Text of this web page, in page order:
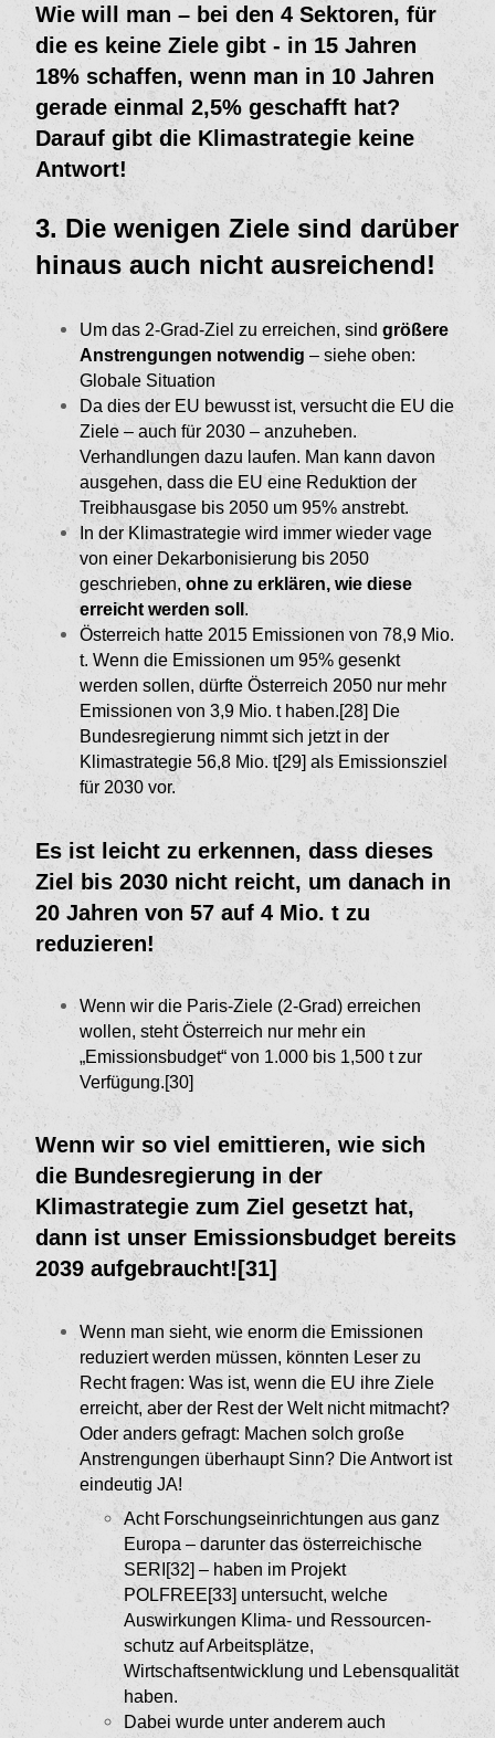
Wie will man – bei den 4 Sektoren, für
die es keine Ziele gibt - in 15 Jahren
18% schaffen, wenn man in 10 Jahren
gerade einmal 2,5% geschafft hat?
Darauf gibt die Klimastrategie keine
Antwort!
3. Die wenigen Ziele sind darüber
hinaus auch nicht ausreichend!
Um das 2-Grad-Ziel zu erreichen, sind größere
Anstrengungen notwendig – siehe oben:
Globale Situation
Da dies der EU bewusst ist, versucht die EU die
Ziele – auch für 2030 – anzuheben.
Verhandlungen dazu laufen. Man kann davon
ausgehen, dass die EU eine Reduktion der
Treibhausgase bis 2050 um 95% anstrebt.
In der Klimastrategie wird immer wieder vage
von einer Dekarbonisierung bis 2050
geschrieben, ohne zu erklären, wie diese
erreicht werden soll .
Österreich hatte 2015 Emissionen von 78,9 Mio.
t. Wenn die Emissionen um 95% gesenkt
werden sollen, dürfte Österreich 2050 nur mehr
Emissio­nen von 3,9 Mio. t haben.[28] Die
Bundesregierung nimmt sich jetzt in der
Klimastrategie 56,8 Mio. t[29] als Emissionsziel
für 2030 vor.
Es ist leicht zu erkennen, dass dieses
Ziel bis 2030 nicht reicht, um danach in
20 Jahren von 57 auf 4 Mio. t zu
reduzieren!
Wenn wir die Paris-Ziele (2-Grad) erreichen
wollen, steht Österreich nur mehr ein
„Emissionsbudget“ von 1.000 bis 1,500 t zur
Verfügung.[30]
Wenn wir so viel emittieren, wie sich
die Bun­desregierung in der
Klimastrategie zum Ziel gesetzt hat,
dann ist unser Emissionsbudget bereits
2039 aufgebraucht![31]
Wenn man sieht, wie enorm die Emissionen
redu­ziert werden müssen, könnten Leser zu
Recht fra­gen: Was ist, wenn die EU ihre Ziele
erreicht, aber der Rest der Welt nicht mitmacht?
Oder anders gefragt: Machen solch große
Anstrengungen über­haupt Sinn? Die Antwort ist
eindeutig JA!
Acht Forschungseinrichtungen aus ganz
Europa – darunter das österreichische
SERI[32] – haben im Projekt
POLFREE[33] untersucht, wel­che
Auswirkungen Klima- und Ressourcen­
schutz auf Arbeitsplätze,
Wirtschaftsentwick­lung und Lebensqualität
haben.
Dabei wurde unter anderem auch